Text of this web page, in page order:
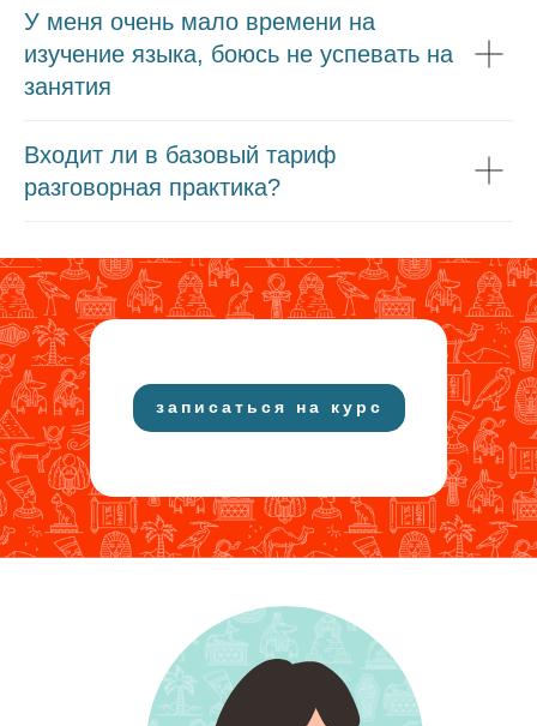
У меня очень мало времени на
изучение языка, боюсь не успевать на
занятия
Входит ли в базовый тариф
разговорная практика?
записаться на курс
недели Вы не сдаете 2
задания, то покидаете курс.
эффективно! Бросьте себе
и не ищите отговорок.